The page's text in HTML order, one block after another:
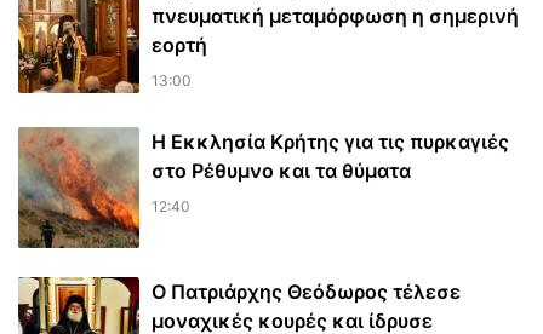
πνευματική μεταμόρφωση η σημερινή
εορτή
13:00
Η Εκκλησία Κρήτης για τις πυρκαγιές
στο Ρέθυμνο και τα θύματα
12:40
Ο Πατριάρχης Θεόδωρος τέλεσε
μοναχικές κουρές και ίδρυσε